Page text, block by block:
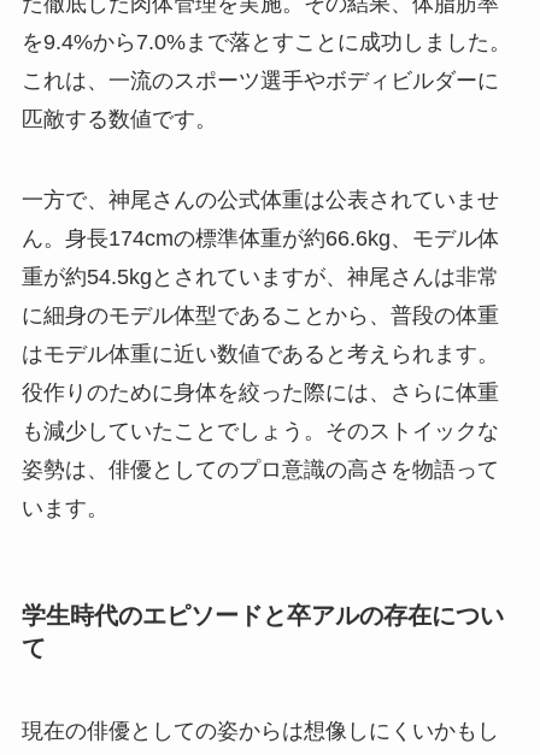
を9.4%から7.0%まで落とすことに成功しました。
これは、一流のスポーツ選手やボディビルダーに
匹敵する数値です。
一方で、神尾さんの公式体重は公表されていませ
ん。身長174cmの標準体重が約66.6kg、モデル体
重が約54.5kgとされていますが、神尾さんは非常
に細身のモデル体型であることから、普段の体重
はモデル体重に近い数値であると考えられます。
役作りのために身体を絞った際には、さらに体重
も減少していたことでしょう。そのストイックな
姿勢は、俳優としてのプロ意識の高さを物語って
います。
学生時代のエピソードと卒アルの存在につい
て
現在の俳優としての姿からは想像しにくいかもし